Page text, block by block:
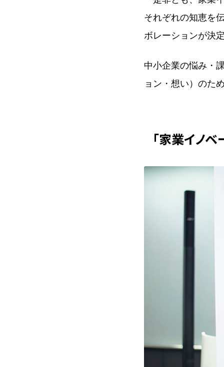
それぞれの知恵を
ボレーションが決
中小企業の悩み・
ョン・想い）のた
「家業イノベ